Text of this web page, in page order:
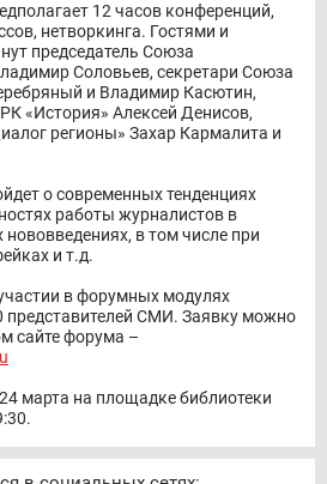
12 часов конференций,
нетворкинга. Гостями и
председатель Союза
Соловьев, секретари Союза
и Владимир Касютин,
«История» Алексей Денисов,
регионы» Захар Кармалита и
о современных тенденциях
работы журналистов в
нововведениях, в том числе при
и т.д.
в форумных модулях
представителей СМИ. Заявку можно
сайте форума –
марта на площадке библиотеки